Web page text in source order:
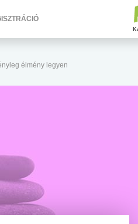
élmény legyen